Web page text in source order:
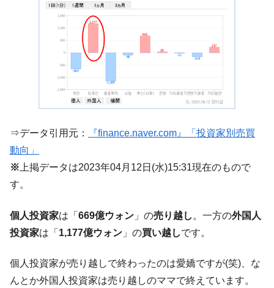
た ⇒ 国家が行った恐るべき株価操作であり、空前の国政壟
『Money1』
韓国･警察職員が「丸刈りになって抗議活
『Money1』
中国だけが鉄鋼輸出を異常増加させる ⇒ 中
国の過剰生産が世界を蝕む。
『Money1』
韓国製造業「半導体絶好調」のウラで他業
『Money1』
【米韓激突案件】韓国消費者院が『クーパ
ン』1人当たり賠償10万ウォンを認定 ⇒ 総額3兆7,000億
『Money1』 韓国で猛暑。南東部では干ばつ
「KDDX」1番艦、2032年竣工と公示
『Money1』
【対日本円】ウォン安が急進！ 日米の協調
『Money1』
韓国政府『BYD』車への補助金を全廃 ⇒ 実
は韓国で『BYD』車は売れている。6カ月で対前年同期比
⇒データ引用元：
『finance.naver.com』「投資家別売買
動向」
※ 上掲データは2023年04月12日(水)15:31現在のもので
す。
個人投資家は「 669億ウォン 」の売り越し 。一方の外国人
投資家は「 1,177億ウォン 」の買い越しです。
個人投資家が売り越しで終わったのは愛嬌ですが(笑)、な
んとか外国人投資家は売り越しのママで終えています。